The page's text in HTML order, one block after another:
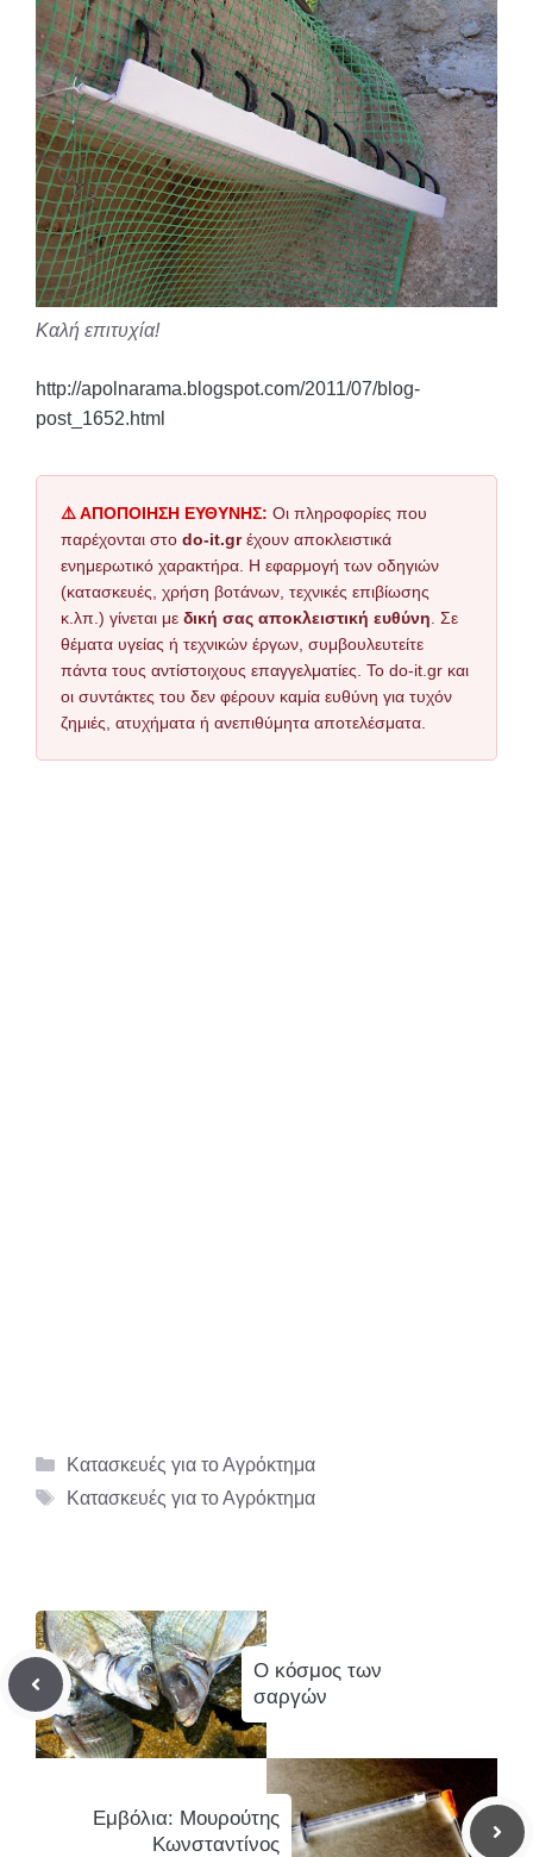
Καλή επιτυχία!
http://apolnarama.blogspot.com/2011/07/blog-
post_1652.html
⚠️ ΑΠΟΠΟΙΗΣΗ ΕΥΘΥΝΗΣ: Οι πληροφορίες που
παρέχονται στο do-it.grέχουν αποκλειστικά
ενημερωτικό χαρακτήρα. Η εφαρμογή των οδηγιών
(κατασκευές, χρήση βοτάνων, τεχνικές επιβίωσης
κ.λπ.) γίνεται με δική σας αποκλειστική ευθύνη . Σε
θέματα υγείας ή τεχνικών έργων, συμβουλευτείτε
πάντα τους αντίστοιχους επαγγελματίες. Το do-it.gr και
οι συντάκτες του δεν φέρουν καμία ευθύνη για τυχόν
ζημιές, ατυχήματα ή ανεπιθύμητα αποτελέσματα.
Κατηγορίες
Κατασκευές για το Αγρόκτημα
Ετικέτες
Κατασκευές για το Αγρόκτημα
Ο κόσμος των
σαργών
Εμβόλια: Μουρούτης
Κωνσταντίνος